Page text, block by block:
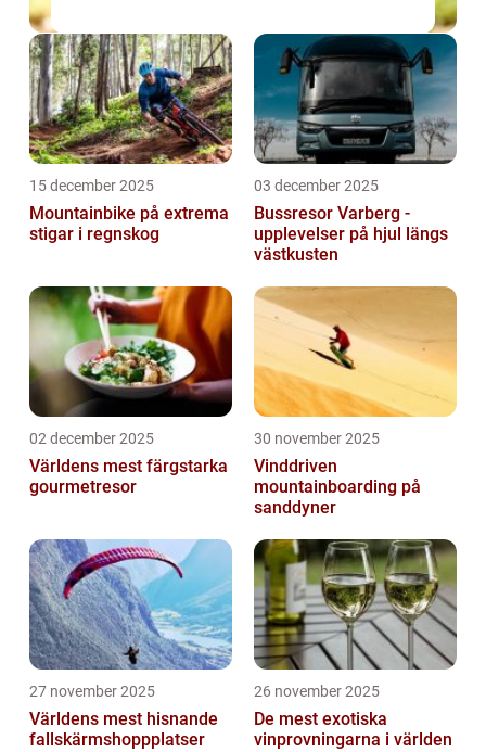
15 december 2025
Mountainbike på extrema
stigar i regnskog
03 december 2025
Bussresor Varberg -
upplevelser på hjul längs
västkusten
02 december 2025
Världens mest färgstarka
gourmetresor
30 november 2025
Vinddriven
mountainboarding på
sanddyner
27 november 2025
Världens mest hisnande
fallskärmshoppplatser
26 november 2025
De mest exotiska
vinprovningarna i världen